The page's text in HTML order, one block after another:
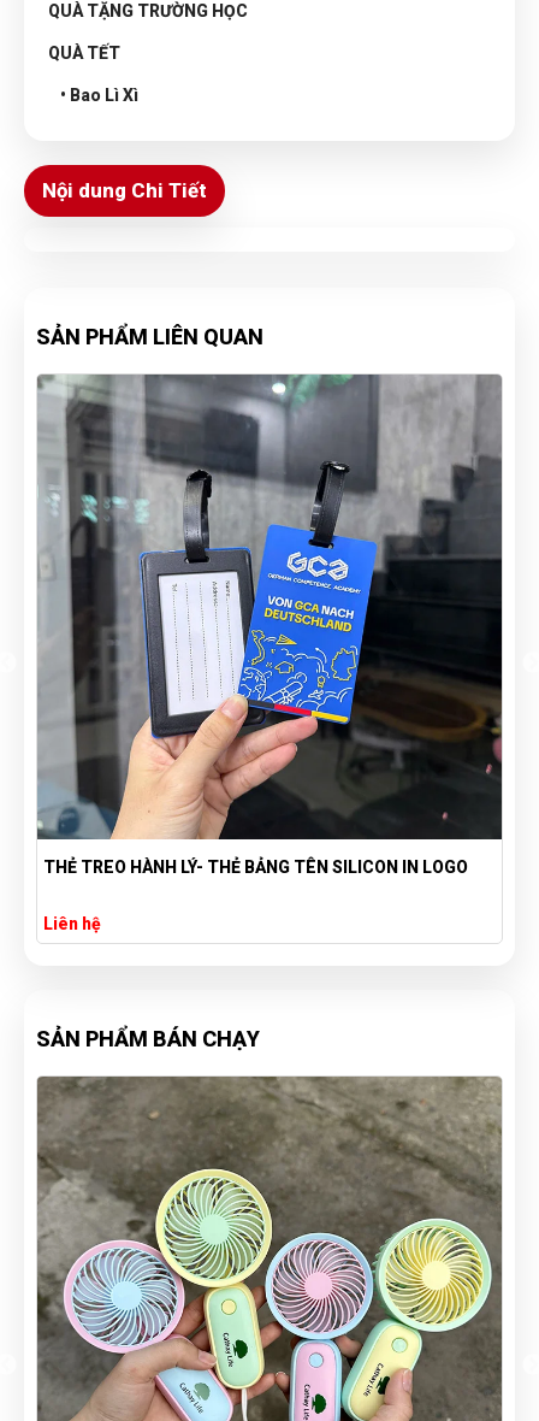
QUÀ TẶNG TRƯỜNG HỌC
QUÀ TẾT
• Bao Lì Xì
Nội dung Chi Tiết
SẢN PHẨM LIÊN QUAN
THẺ TREO HÀNH LÝ- THẺ BẢNG TÊN SILICON IN LOGO
Liên hệ
SẢN PHẨM BÁN CHẠY